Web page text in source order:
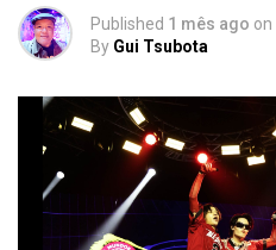
Published 1 mês ago on
By Gui Tsubota